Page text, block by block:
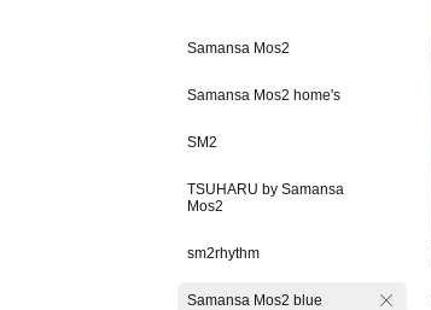
Samansa Mos2
Samansa Mos2 home's
SM2
TSUHARU by Samansa
Mos2
sm2rhythm
Samansa Mos2 blue